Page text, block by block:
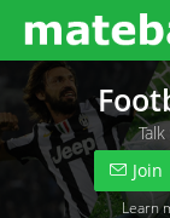
Join
Learn